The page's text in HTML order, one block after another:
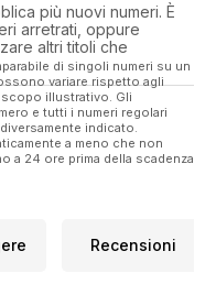
più nuovi numeri. È
arretrati, oppure
altri titoli che
di singoli numeri su un
variare rispetto agli
illustrativo. Gli
e tutti i numeri regolari
indicato.
a meno che non
a 24 ore prima della scadenza
Recensioni